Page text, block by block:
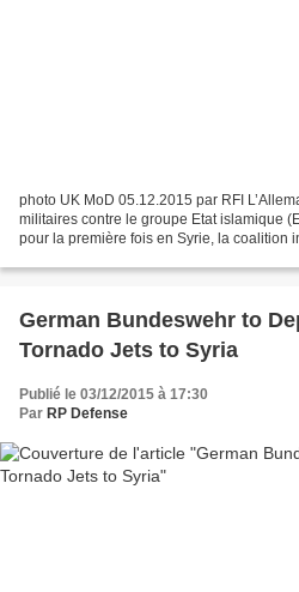
photo UK MoD 05.12.2015 par RFI
militaires contre le groupe Etat islamique
pour la première fois en Syrie, la coalition
German Bundeswehr to
Tornado Jets to Syria
Publié le 03/12/2015 à 17:30
Par RP Defense